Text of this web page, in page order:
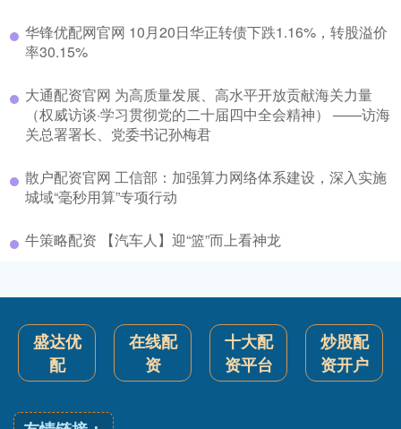
华锋优配网官网 10月20日华正转债下跌1.16%，转股溢价
率30.15%
大通配资官网 为高质量发展、高水平开放贡献海关力量
（权威访谈·学习贯彻党的二十届四中全会精神） ——访海
关总署署长、党委书记孙梅君
散户配资官网 工信部：加强算力网络体系建设，深入实施
城域“毫秒用算”专项行动
牛策略配资 【汽车人】迎“篮”而上看神龙
盛达优
配
在线配
资
十大配
资平台
炒股配
资开户